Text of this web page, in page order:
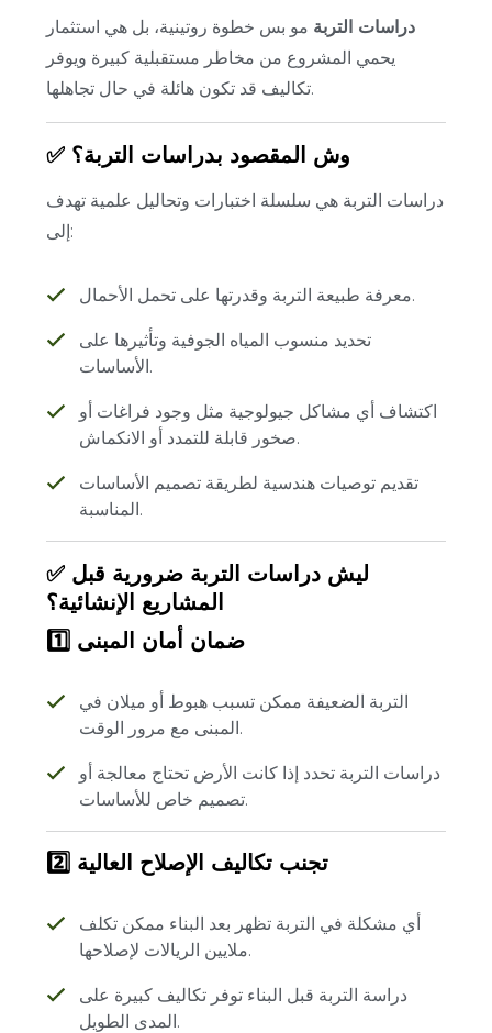
دراسات التربة مو بس خطوة روتينية، بل هي استثمار
يحمي المشروع من مخاطر مستقبلية كبيرة ويوفر
تكاليف قد تكون هائلة في حال تجاهلها.
✅ وش المقصود بدراسات التربة؟
دراسات التربة هي سلسلة اختبارات وتحاليل علمية تهدف
إلى:
معرفة طبيعة التربة وقدرتها على تحمل الأحمال.
تحديد منسوب المياه الجوفية وتأثيرها على
الأساسات.
اكتشاف أي مشاكل جيولوجية مثل وجود فراغات أو
صخور قابلة للتمدد أو الانكماش.
تقديم توصيات هندسية لطريقة تصميم الأساسات
المناسبة.
✅ ليش دراسات التربة ضرورية قبل
المشاريع الإنشائية؟
1️⃣ ضمان أمان المبنى
التربة الضعيفة ممكن تسبب هبوط أو ميلان في
المبنى مع مرور الوقت.
دراسات التربة تحدد إذا كانت الأرض تحتاج معالجة أو
تصميم خاص للأساسات.
2️⃣ تجنب تكاليف الإصلاح العالية
أي مشكلة في التربة تظهر بعد البناء ممكن تكلف
ملايين الريالات لإصلاحها.
دراسة التربة قبل البناء توفر تكاليف كبيرة على
المدى الطويل.